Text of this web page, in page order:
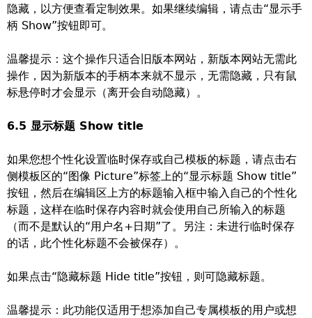
隐藏，以方便查看定制效果。如果继续编辑，请点击“显示手
柄 Show”按钮即可。
温馨提示：这个操作只适合旧版本网站，新版本网站无需此
操作，因为新版本的手柄本来就不显示，无需隐藏，只有鼠
标悬停时才会显示（离开会自动隐藏）。
6.5 显示标题 Show title
如果您想个性化设置临时保存或自己模板的标题，请点击右
侧模板区的“图像 Picture”标签上的“显示标题 Show title”
按钮，然后在编辑区上方的标题输入框中输入自己的个性化
标题，这样在临时保存内容时就会使用自己所输入的标题
（而不是默认的“用户名+日期”了。另注：未进行临时保存
的话，此个性化标题不会被保存）。
如果点击“隐藏标题 Hide title”按钮，则可隐藏标题。
温馨提示：此功能仅适用于想添加自己专属模板的用户或想